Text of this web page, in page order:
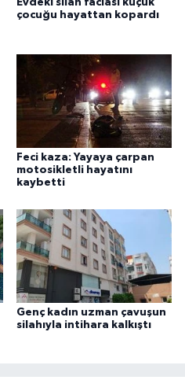
Evdeki silah faciası küçük
çocuğu hayattan kopardı
Feci kaza: Yayaya çarpan
motosikletli hayatını
kaybetti
Genç kadın uzman çavuşun
silahıyla intihara kalkıştı